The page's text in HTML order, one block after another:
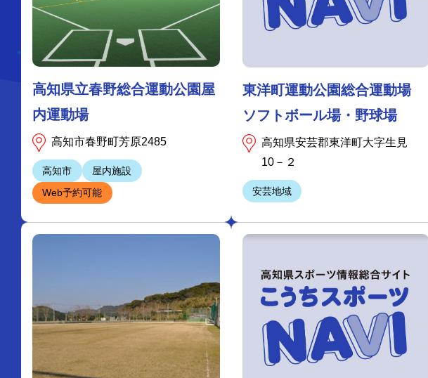
高知県立春野総合運動公園屋
内運動場
高知市春野町芳原2485
高知市
屋内施設
Web予約可能
東洋町運動公園総合運動場
ソフトボール場・野球場
高知県安芸郡東洋町大字生見
10－２
安芸地域